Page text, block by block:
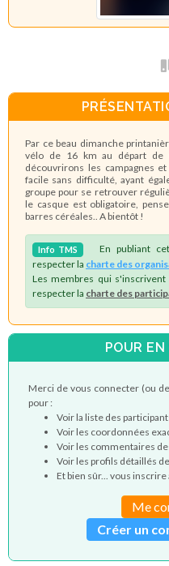
Par ce beau dimanche
vélo de 16 km au départ de
découvrirons les campagnes
facile sans difficulté, ayant
groupe pour se retrouver
le casque est obligatoire,
barres céréales.. A bientôt !
Info TMS En publiant
respecter la charte des
Les membres qui
respecter la charte des
POUR
Merci de vous connecter (ou
pour :
Voir la liste des
Voir les coordonnées
Voir les commentaires
Voir les profils détaillés
Et bien sûr... vous
Me
Créer un